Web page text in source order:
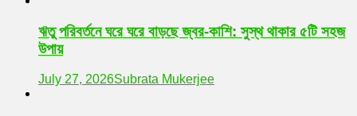
ঋতু পরিবর্তনে ঘরে ঘরে বাড়ছে জ্বর-কাশি: সুস্থ থাকার ৫টি সহজ
উপায়
July 27, 2026Subrata Mukerjee